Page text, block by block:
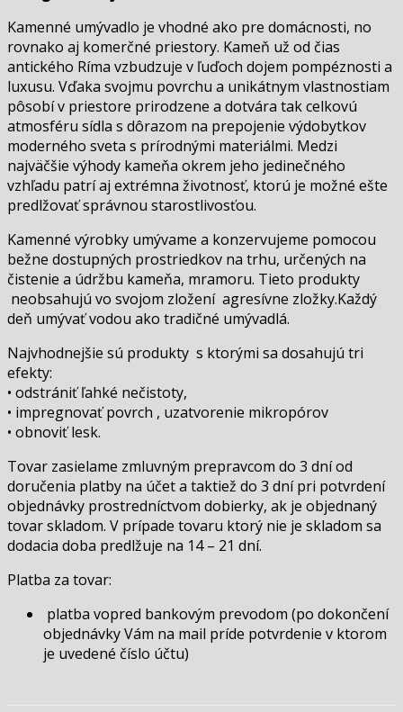
Kamenné umývadlo je vhodné ako pre domácnosti, no
rovnako aj komerčné priestory. Kameň už od čias
antického Ríma vzbudzuje v ľuďoch dojem pompéznosti a
luxusu. Vďaka svojmu povrchu a unikátnym vlastnostiam
pôsobí v priestore prirodzene a dotvára tak celkovú
atmosféru sídla s dôrazom na prepojenie výdobytkov
moderného sveta s prírodnými materiálmi. Medzi
najväčšie výhody kameňa okrem jeho jedinečného
vzhľadu patrí aj extrémna životnosť, ktorú je možné ešte
predlžovať správnou starostlivosťou.
Kamenné výrobky umývame a konzervujeme pomocou
bežne dostupných prostriedkov na trhu, určených na
čistenie a údržbu kameňa, mramoru. Tieto produkty
neobsahujú vo svojom zložení agresívne zložky.Každý
deň umývať vodou ako tradičné umývadlá.
Najvhodnejšie sú produkty s ktorými sa dosahujú tri
efekty:
• odstrániť ľahké nečistoty,
• impregnovať povrch , uzatvorenie mikropórov
• obnoviť lesk.
Tovar zasielame zmluvným prepravcom do 3 dní od
doručenia platby na účet a taktiež do 3 dní pri potvrdení
objednávky prostredníctvom dobierky, ak je objednaný
tovar skladom. V prípade tovaru ktorý nie je skladom sa
dodacia doba predlžuje na 14 – 21 dní.
Platba za tovar:
platba vopred bankovým prevodom (po dokončení
objednávky Vám na mail príde potvrdenie v ktorom
je uvedené číslo účtu)